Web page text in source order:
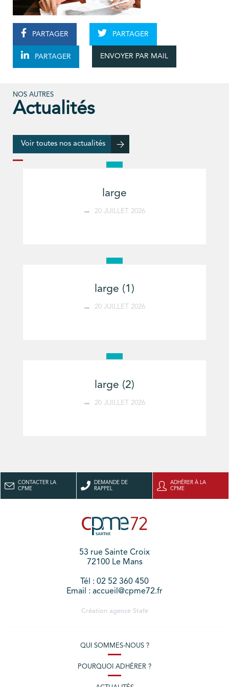
PARTAGER PARTAGER
PARTAGER ENVOYER PAR MAIL
NOS AUTRES
Actualités
Voir toutes nos actualités
large
20 JUILLET 2026
large (1)
20 JUILLET 2026
large (2)
20 JUILLET 2026
CONTACTER LA
CPME
DEMANDE DE
RAPPEL
ADHÉRER À LA
CPME
53 rue Sainte Croix
72100 Le Mans
Tél : 02 52 360 450
Email : accueil@cpme72.fr
Création agence Stafe
QUI SOMMES-NOUS ?
POURQUOI ADHÉRER ?